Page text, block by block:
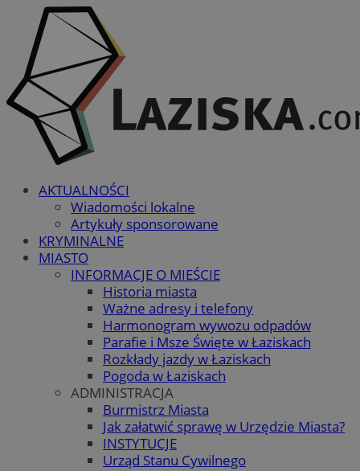
AKTUALNOŚCI
Wiadomości lokalne
Artykuły sponsorowane
KRYMINALNE
MIASTO
INFORMACJE O MIEŚCIE
Historia miasta
Ważne adresy i telefony
Harmonogram wywozu odpadów
Parafie i Msze Święte w Łaziskach
Rozkłady jazdy w Łaziskach
Pogoda w Łaziskach
ADMINISTRACJA
Burmistrz Miasta
Jak załatwić sprawę w Urzędzie Miasta?
INSTYTUCJE
Urząd Stanu Cywilnego